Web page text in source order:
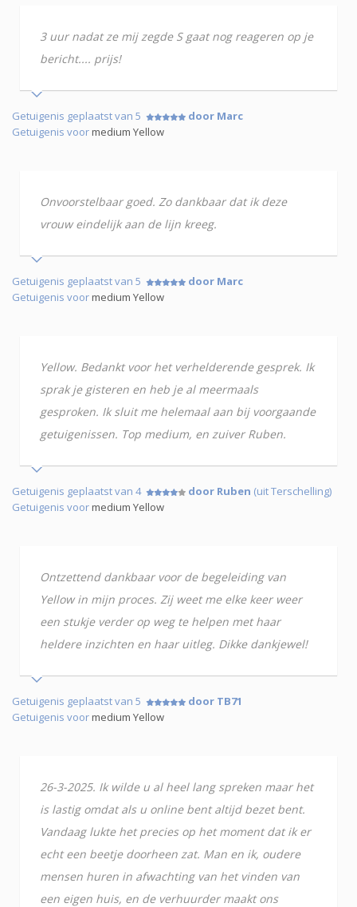
3 uur nadat ze mij zegde S gaat nog reageren op je
bericht.... prijs!
Getuigenis geplaatst van 5
door Marc
Getuigenis voormedium Yellow
Onvoorstelbaar goed. Zo dankbaar dat ik deze
vrouw eindelijk aan de lijn kreeg.
Getuigenis geplaatst van 5
door Marc
Getuigenis voormedium Yellow
Yellow. Bedankt voor het verhelderende gesprek. Ik
sprak je gisteren en heb je al meermaals
gesproken. Ik sluit me helemaal aan bij voorgaande
getuigenissen. Top medium, en zuiver Ruben.
Getuigenis geplaatst van 4 door Ruben (uit Terschelling)
Getuigenis voormedium Yellow
Ontzettend dankbaar voor de begeleiding van
Yellow in mijn proces. Zij weet me elke keer weer
een stukje verder op weg te helpen met haar
heldere inzichten en haar uitleg. Dikke dankjewel!
Getuigenis geplaatst van 5
door TB71
Getuigenis voormedium Yellow
26-3-2025. Ik wilde u al heel lang spreken maar het
is lastig omdat als u online bent altijd bezet bent.
Vandaag lukte het precies op het moment dat ik er
echt een beetje doorheen zat. Man en ik, oudere
mensen huren in afwachting van het vinden van
een eigen huis, en de verhuurder maakt ons